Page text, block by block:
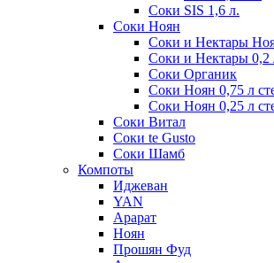
Соки SIS 1,6 л.
Соки Ноян
Соки и Нектары
Соки и Нектары 0,2
Соки Органик
Соки Ноян 0,75 л
Соки Ноян 0,25 л
Соки Витал
Соки te Gusto
Соки Шамб
Компоты
Иджеван
YAN
Арарат
Ноян
Прошян Фуд